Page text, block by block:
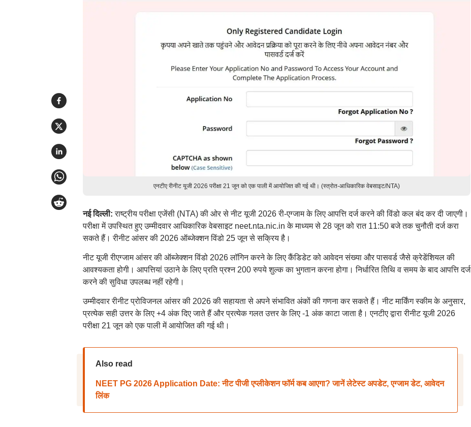
एनटीए रीनीट यूजी 2026 परीक्षा 21 जून को एक पाली में आयोजित की गई थी। (स्त्रोत-आधिकारिक वेबसाइट/NTA)
नई दिल्ली: राष्ट्रीय परीक्षा एजेंसी (NTA) की ओर से नीट यूजी 2026 री-एग्जाम के लिए आपत्ति दर्ज करने की विंडो कल बंद कर दी जाएगी।
परीक्षा में उपस्थित हुए उम्मीदवार आधिकारिक वेबसाइट neet.nta.nic.in के माध्यम से 28 जून को रात 11:50 बजे तक चुनौती दर्ज करा
सकते हैं। रीनीट आंसर की 2026 ऑब्जेक्शन विंडो 25 जून से सक्रिय है।
नीट यूजी रीएग्जाम आंसर की ऑब्जेक्शन विंडो 2026 लॉगिन करने के लिए कैंडिडेट को आवेदन संख्या और पासवर्ड जैसे क्रेडेंशियल की
आवश्यकता होगी। आपत्तियां उठाने के लिए प्रति प्रश्न 200 रुपये शुल्क का भुगतान करना होगा। निर्धारित तिथि व समय के बाद आपत्ति दर्ज
करने की सुविधा उपलब्ध नहीं रहेगी।
उम्मीदवार रीनीट प्रोविजनल आंसर की 2026 की सहायता से अपने संभावित अंकों की गणना कर सकते हैं। नीट मार्किंग स्कीम के अनुसार,
प्रत्येक सही उत्तर के लिए +4 अंक दिए जाते हैं और प्रत्येक गलत उत्तर के लिए -1 अंक काटा जाता है। एनटीए द्वारा रीनीट यूजी 2026
परीक्षा 21 जून को एक पाली में आयोजित की गई थी।
Also read
NEET PG 2026 Application Date: नीट पीजी एप्लीकेशन फॉर्म कब आएगा? जानें लेटेस्ट अपडेट, एग्जाम डेट, आवेदन
लिंक